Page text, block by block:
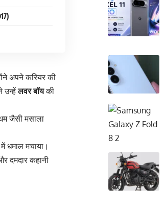
अपने करियर की
उन्हेंलवर बॉयकी
जैसी मसाला
धमाल मचाया।
दमदार कहानी